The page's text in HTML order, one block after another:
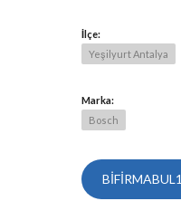
İlçe:
Yeşilyurt Antalya
Marka:
Bosch